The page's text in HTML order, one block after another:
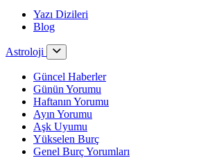
Yazı Dizileri
Blog
Astroloji
Güncel Haberler
Günün Yorumu
Haftanın Yorumu
Ayın Yorumu
Aşk Uyumu
Yükselen Burç
Genel Burç Yorumları